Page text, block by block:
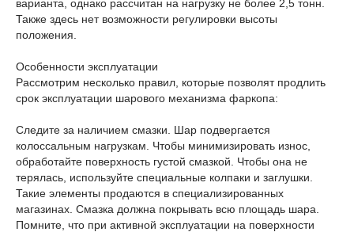
варианта, однако рассчитан на нагрузку не более 2,5 тонн.
Также здесь нет возможности регулировки высоты
положения.
Особенности эксплуатации
Рассмотрим несколько правил, которые позволят продлить
срок эксплуатации шарового механизма фаркопа:
Следите за наличием смазки. Шар подвергается
колоссальным нагрузкам. Чтобы минимизировать износ,
обработайте поверхность густой смазкой. Чтобы она не
терялась, используйте специальные колпаки и заглушки.
Такие элементы продаются в специализированных
магазинах. Смазка должна покрывать всю площадь шара.
Помните, что при активной эксплуатации на поверхности